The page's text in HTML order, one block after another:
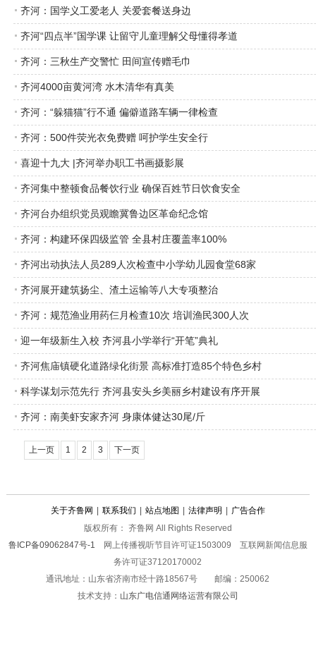
齐河：国学义工爱老人 关爱套餐送身边
齐河“四点半”国学课 让留守儿童理解父母懂得孝道
齐河：三秋生产交警忙 田间宣传赠毛巾
齐河4000亩黄河湾 水木清华有真美
齐河：“躲猫猫”行不通 偏僻道路车辆一律检查
齐河：500件荧光衣免费赠 呵护学生安全行
喜迎十九大 |齐河举办职工书画摄影展
齐河集中整顿食品餐饮行业 确保百姓节日饮食安全
齐河台办组织党员观瞻冀鲁边区革命纪念馆
齐河：构建环保四级监管 全县村庄覆盖率100%
齐河出动执法人员289人次检查中小学幼儿园食堂68家
齐河展开建筑扬尘、渣土运输等八大专项整治
齐河：规范渔业用药仨月检查10次 培训渔民300人次
迎一年级新生入校 齐河县小学举行“开笔”典礼
齐河焦庙镇硬化道路绿化街景 高标准打造85个特色乡村
科学谋划示范先行 齐河县安头乡美丽乡村建设有序开展
齐河：南美虾安家齐河 身康体健达30尾/斤
上一页 1 2 3 下一页
关于齐鲁网 联系我们 站点地图 法律声明
广告合作
版权所有： 齐鲁网 All Rights Reserved
鲁ICP备09062847号-1 网上传播视听节目许可证1503009 互联网新闻信息服
务许可证37120170002
通讯地址：山东省济南市经十路18567号 邮编：250062
技术支持： 山东广电信通网络运营有限公司